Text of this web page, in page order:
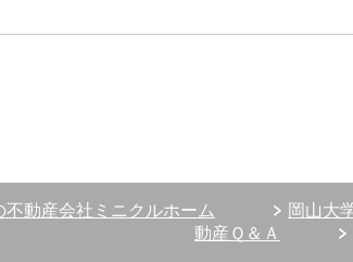
動産会社ミニクルホーム 岡山大
動産Ｑ＆Ａ